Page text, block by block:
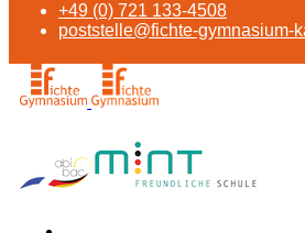
+49 (0) 721 133-4508
poststelle@fichte-gymnasium-